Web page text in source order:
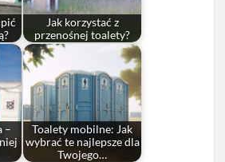
Jak korzystać z
przenośnej toalety?
–
Toalety mobilne: Jak
wybrać te najlepsze dla
Twojego…